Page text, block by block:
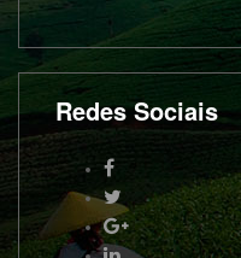
Redes Sociais